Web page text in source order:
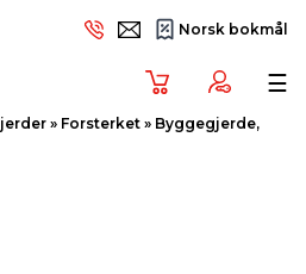
Norsk bokmål
☰
» Forsterket » Byggegjerde,